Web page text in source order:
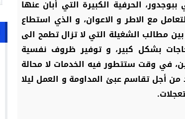
الحرفية الكبيرة التي أبان عنها
مع الاطر و الاعوان، و الذي استطاع
مطالب الشغيلة التي لا تزال تطمح الى
بشكل كبير، و توفير ظروف نفسية
في وقت ستتطور فيه الخدمات لا محالة
من أجل تقاسم عبئ المداومة و العمل ليلا